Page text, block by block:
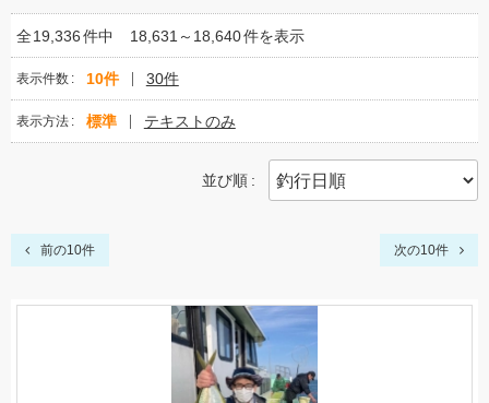
全19,336件中 18,631～18,640件を表示
表示件数 10件 30件
表示方法 標準 テキストのみ
並び順
前の10件 次の10件